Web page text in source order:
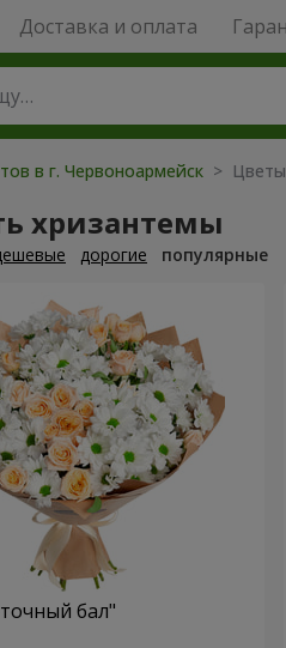
Доставка и оплата
в г. Червоноармейск >
хризантемы
дорогие популярные
бал"